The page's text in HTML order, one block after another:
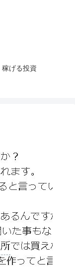
稼げる投資